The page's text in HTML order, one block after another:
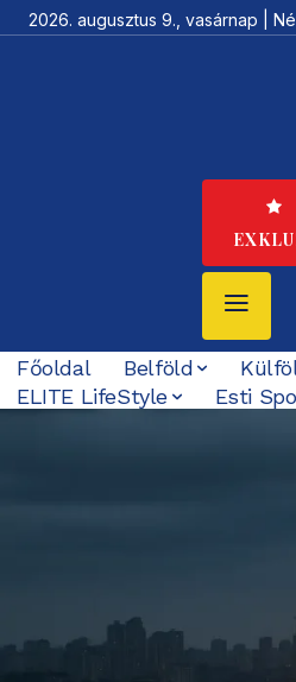
2026. augusztus 9., vasárnap |
Főoldal Belföld
ELITE LifeStyle
Esti